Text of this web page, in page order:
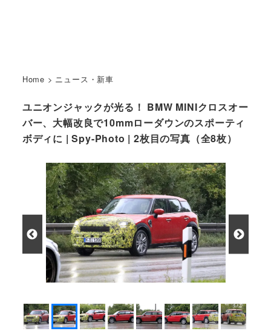
Home > ニュース・新車
ユニオンジャックが光る！ BMW MINIクロスオー
バー、大幅改良で10mmローダウンのスポーティ
ボディに | Spy-Photo | 2枚目の写真（全8枚）